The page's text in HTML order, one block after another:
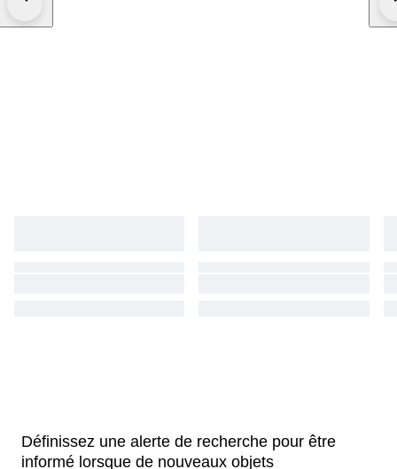
Définissez une alerte de recherche pour être
informé lorsque de nouveaux objets